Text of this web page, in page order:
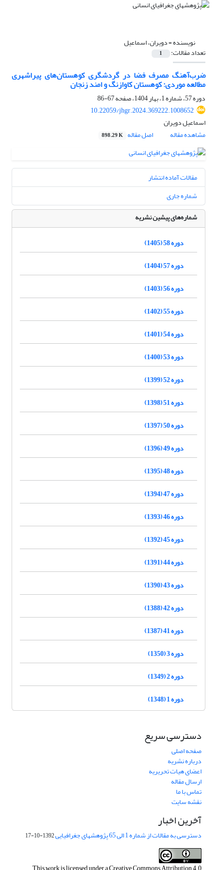
نویسنده =دویران، اسماعیل
تعداد مقالات: 1
ضرب‌آهنگ مصرف فضا در گردشگری کوهستان‌های پیراشهری
مطالعه موردی: کوهستان کاوازنگ و امند زنجان
دوره 57، شماره 1، بهار 1404، صفحه
67-86
10.22059/jhgr.2024.369222.1008652
اسماعیل دویران
مشاهده مقاله
اصل مقاله 898.29 K
مقالات آماده انتشار
شماره جاری
شماره‌های پیشین نشریه
دوره 58 (1405)
دوره 57 (1404)
دوره 56 (1403)
دوره 55 (1402)
دوره 54 (1401)
دوره 53 (1400)
دوره 52 (1399)
دوره 51 (1398)
دوره 50 (1397)
دوره 49 (1396)
دوره 48 (1395)
دوره 47 (1394)
دوره 46 (1393)
دوره 45 (1392)
دوره 44 (1391)
دوره 43 (1390)
دوره 42 (1388)
دوره 41 (1387)
دوره 3 (1350)
دوره 2 (1349)
دوره 1 (1348)
دسترسی سریع
صفحه اصلی
درباره نشریه
اعضای هیات تحریریه
ارسال مقاله
تماس با ما
نقشه سایت
آخرین اخبار
دسترسی به مقالات از شماره 1 الی 65 پژوهشهای جغرافیایی 1392-10-17